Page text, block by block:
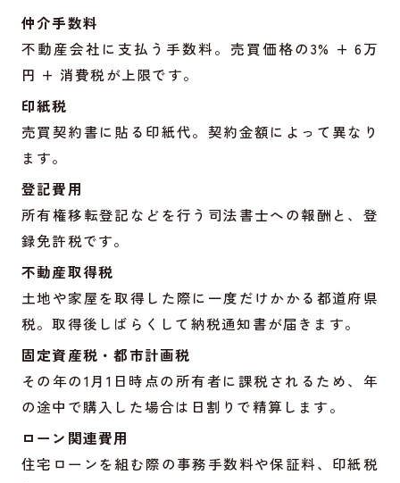
仲介手数料
不動産会社に支払う手数料。売買価格の3% + 6万
円 + 消費税が上限です。
印紙税
売買契約書に貼る印紙代。契約金額によって異なり
ます。
登記費用
所有権移転登記などを行う司法書士への報酬と、登
録免許税です。
不動産取得税
土地や家屋を取得した際に一度だけかかる都道府県
税。取得後しばらくして納税通知書が届きます。
固定資産税・都市計画税
その年の1月1日時点の所有者に課税されるため、年
の途中で購入した場合は日割りで精算します。
ローン関連費用
住宅ローンを組む際の事務手数料や保証料、印紙税